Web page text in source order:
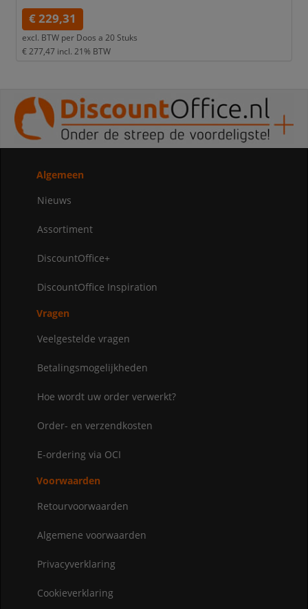
€ 229,31
excl. BTW per Doos a 20 Stuks
€ 277,47 incl. 21% BTW
Algemeen
Nieuws
Assortiment
DiscountOffice+
DiscountOffice Inspiration
Vragen
Veelgestelde vragen
Betalingsmogelijkheden
Hoe wordt uw order verwerkt?
Order- en verzendkosten
E-ordering via OCI
Voorwaarden
Retourvoorwaarden
Algemene voorwaarden
Privacyverklaring
Cookieverklaring